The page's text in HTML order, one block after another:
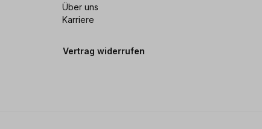
Über uns
Karriere
Vertrag widerrufen